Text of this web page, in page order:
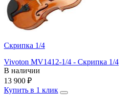
Скрипка 1/4
Vivoton MV1412-1/4 - Скрипка 1/4
В наличии
13 900 ₽
Купить в 1 клик